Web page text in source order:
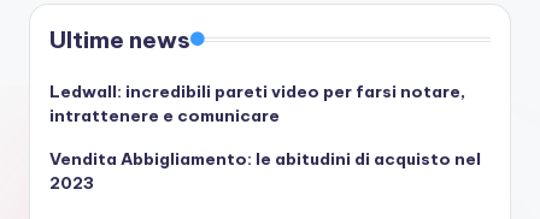
Ultime news
Ledwall: incredibili pareti video per farsi notare,
intrattenere e comunicare
Vendita Abbigliamento: le abitudini di acquisto nel
2023